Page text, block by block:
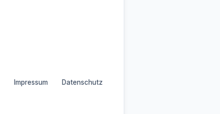
Impressum Datenschutz